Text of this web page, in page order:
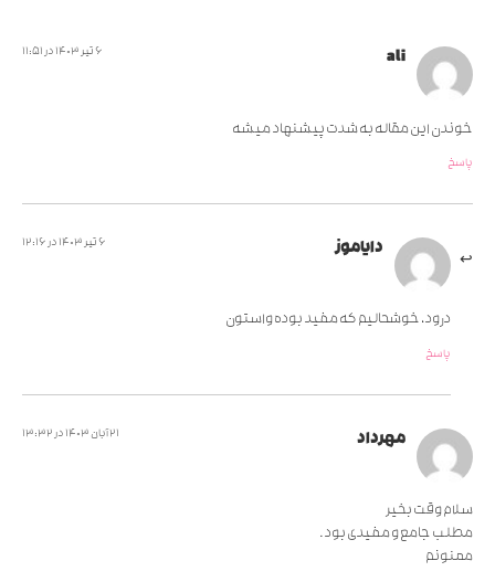
ali 6 تیر 1403 در 11:51
خوندن این مقاله به شدت پیشنهاد میشه
پاسخ
دایاموز 6 تیر 1403 در 12:16
درود، خوشحالیم که مفید بوده واستون
پاسخ
مهرداد 21 آبان 1403 در 13:32
سلام وقت بخیر
مطلب جامع و مفیدی بود.
ممنونم